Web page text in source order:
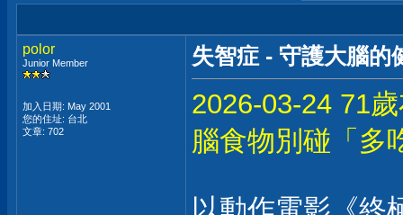
polor
Junior Member
加入日期: May 2001
您的住址: 台北
文章: 702
失智症 - 守護大腦的
2026-03-24 71
腦食物別碰「多
以動作電影《終